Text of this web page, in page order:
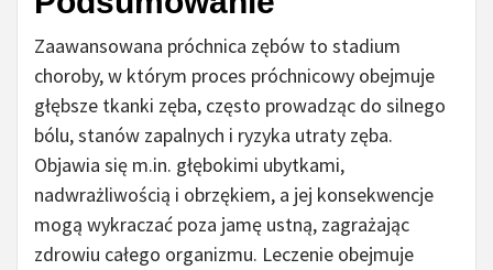
Zaawansowana próchnica zębów to stadium
choroby, w którym proces próchnicowy obejmuje
głębsze tkanki zęba, często prowadząc do silnego
bólu, stanów zapalnych i ryzyka utraty zęba.
Objawia się m.in. głębokimi ubytkami,
nadwrażliwością i obrzękiem, a jej konsekwencje
mogą wykraczać poza jamę ustną, zagrażając
zdrowiu całego organizmu. Leczenie obejmuje